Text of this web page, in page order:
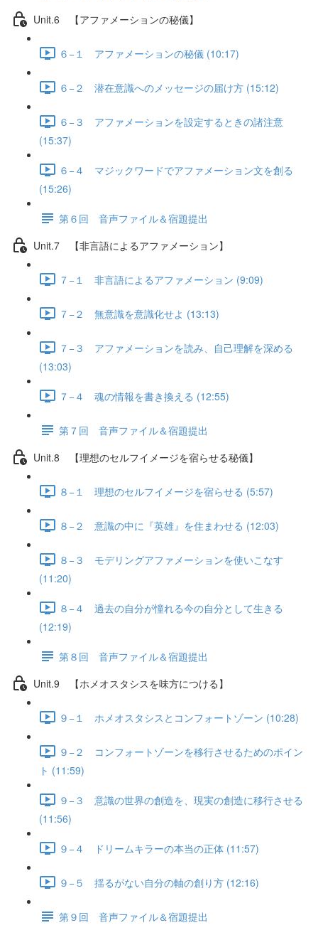
Unit.6 【アファメーションの秘儀】
６−１ アファメーションの秘儀 (10:17)
６−２ 潜在意識へのメッセージの届け方 (15:12)
６−３ アファメーションを設定するときの諸注意
(15:37)
６−４ マジックワードでアファメーション文を創る
(15:26)
第６回 音声ファイル＆宿題提出
Unit.7 【非言語によるアファメーション】
７−１ 非言語によるアファメーション (9:09)
７−２ 無意識を意識化せよ (13:13)
７−３ アファメーションを読み、自己理解を深める
(13:03)
７−４ 魂の情報を書き換える (12:55)
第７回 音声ファイル＆宿題提出
Unit.8 【理想のセルフイメージを宿らせる秘儀】
８−１ 理想のセルフイメージを宿らせる (5:57)
８−２ 意識の中に『英雄』を住まわせる (12:03)
８−３ モデリングアファメーションを使いこなす
(11:20)
８−４ 過去の自分が憧れる今の自分として生きる
(12:19)
第８回 音声ファイル＆宿題提出
Unit.9 【ホメオスタシスを味方につける】
９−１ ホメオスタシスとコンフォートゾーン (10:28)
９−２ コンフォートゾーンを移行させるためのポイン
ト (11:59)
９−３ 意識の世界の創造を、現実の創造に移行させる
(11:56)
９−４ ドリームキラーの本当の正体 (11:57)
９−５ 揺るがない自分の軸の創り方 (12:16)
第９回 音声ファイル＆宿題提出